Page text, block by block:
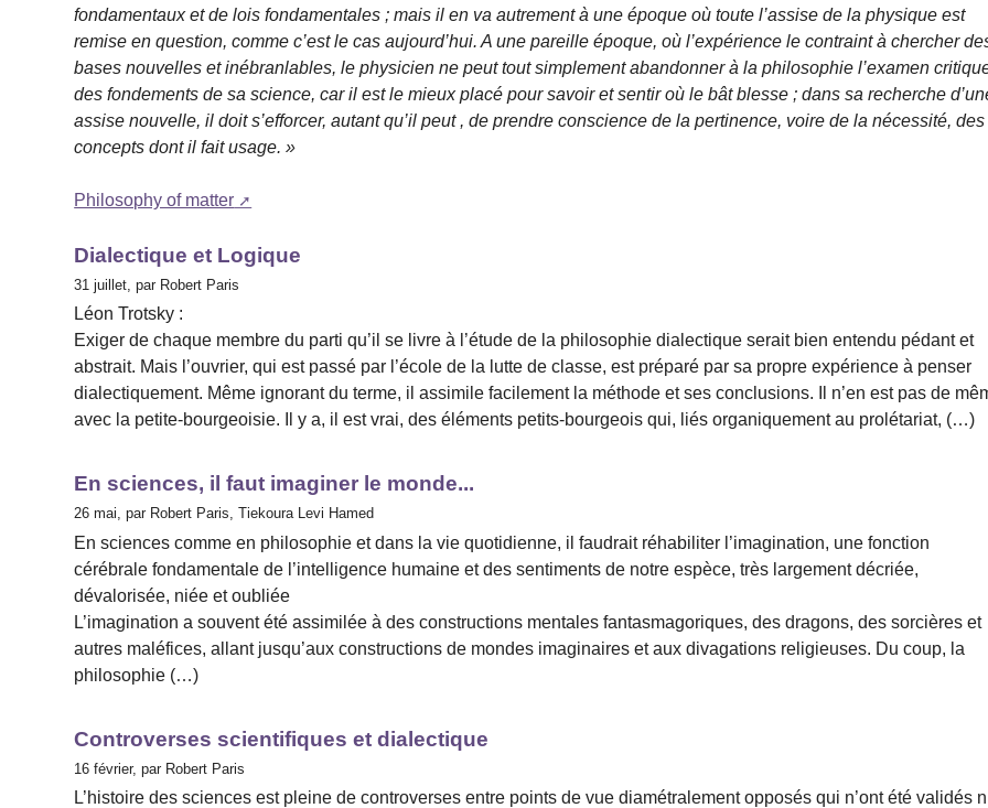
fondamentaux et de lois fondamentales ; mais il en va autrement à une époque où toute l’assise de la physique est
remise en question, comme c’est le cas aujourd’hui. A une pareille époque, où l’expérience le contraint à chercher
bases nouvelles et inébranlables, le physicien ne peut tout simplement abandonner à la philosophie l’examen
des fondements de sa science, car il est le mieux placé pour savoir et sentir où le bât blesse ; dans sa recherche
assise nouvelle, il doit s’efforcer, autant qu’il peut , de prendre conscience de la pertinence, voire de la nécessité, des
concepts dont il fait usage. »
Philosophy of matter
Dialectique et Logique
31 juillet, par Robert Paris
Léon Trotsky :
Exiger de chaque membre du parti qu’il se livre à l’étude de la philosophie dialectique serait bien entendu pédant et
abstrait. Mais l’ouvrier, qui est passé par l’école de la lutte de classe, est préparé par sa propre expérience à penser
dialectiquement. Même ignorant du terme, il assimile facilement la méthode et ses conclusions. Il n’en est pas de
avec la petite-bourgeoisie. Il y a, il est vrai, des éléments petits-bourgeois qui, liés organiquement au prolétariat, (…)
En sciences, il faut imaginer le monde...
26 mai, par Robert Paris, Tiekoura Levi Hamed
En sciences comme en philosophie et dans la vie quotidienne, il faudrait réhabiliter l’imagination, une fonction
cérébrale fondamentale de l’intelligence humaine et des sentiments de notre espèce, très largement décriée,
dévalorisée, niée et oubliée
L’imagination a souvent été assimilée à des constructions mentales fantasmagoriques, des dragons, des sorcières et
autres maléfices, allant jusqu’aux constructions de mondes imaginaires et aux divagations religieuses. Du coup, la
philosophie (…)
Controverses scientifiques et dialectique
16 février, par Robert Paris
L’histoire des sciences est pleine de controverses entre points de vue diamétralement opposés qui n’ont été validés